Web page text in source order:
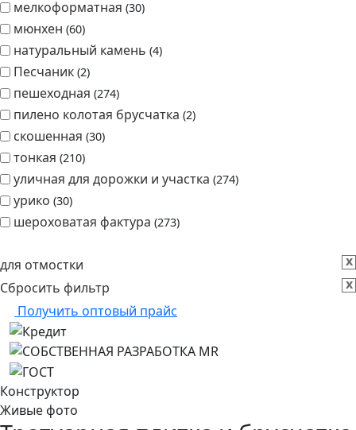
двухслойная
дорожная 60
классико 30
мелкоформатная
мюнхен 60
натуральный камень
Песчаник 2
пешеходная 274
пилено колотая брусчатка
скошенная 30
уличная для дорожки и участка
урико 30
шероховатая фактура 273
для отмостки
Сбросить фильтр
Получить оптовый прайс